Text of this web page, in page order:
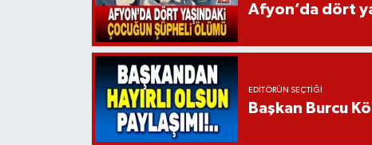
Afyon’da dört
EDITÖRÜN SEÇTIĞI
Başkan Burcu